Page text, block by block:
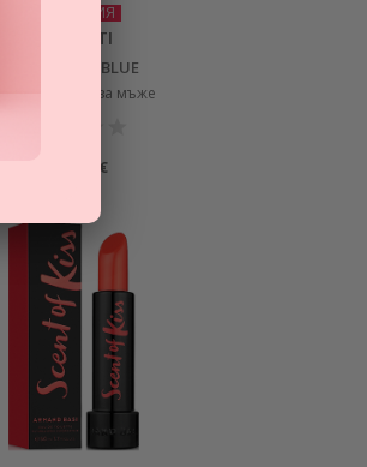
ПРОМОЦИЯ
BUGATTI
SIGNATURE BLUE
тоалетна вода за мъже
€